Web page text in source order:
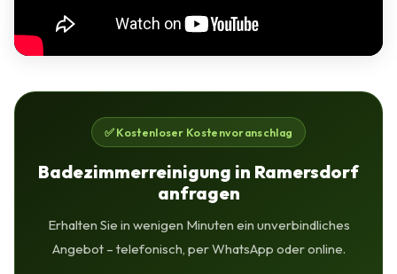
✅ Kostenloser Kostenvoranschlag
Badezimmerreinigung in Ramersdorf
anfragen
Erhalten Sie in wenigen Minuten ein unverbindliches
Angebot – telefonisch, per WhatsApp oder online.